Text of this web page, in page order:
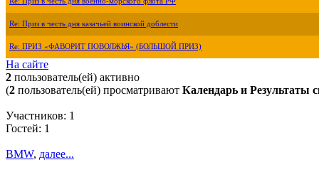
Re: Приз в честь дня казачьей воинской доблести
Re: ПРИЗ «ФАВОРИТ ПОВОЛЖЬЯ» (БОЛЬШОЙ ПРИЗ)
На сайте
2 пользователь(ей) активно
(2 пользователь(ей) просматривают Календарь и Результаты
Участников: 1
Гостей: 1
BMW, далее...